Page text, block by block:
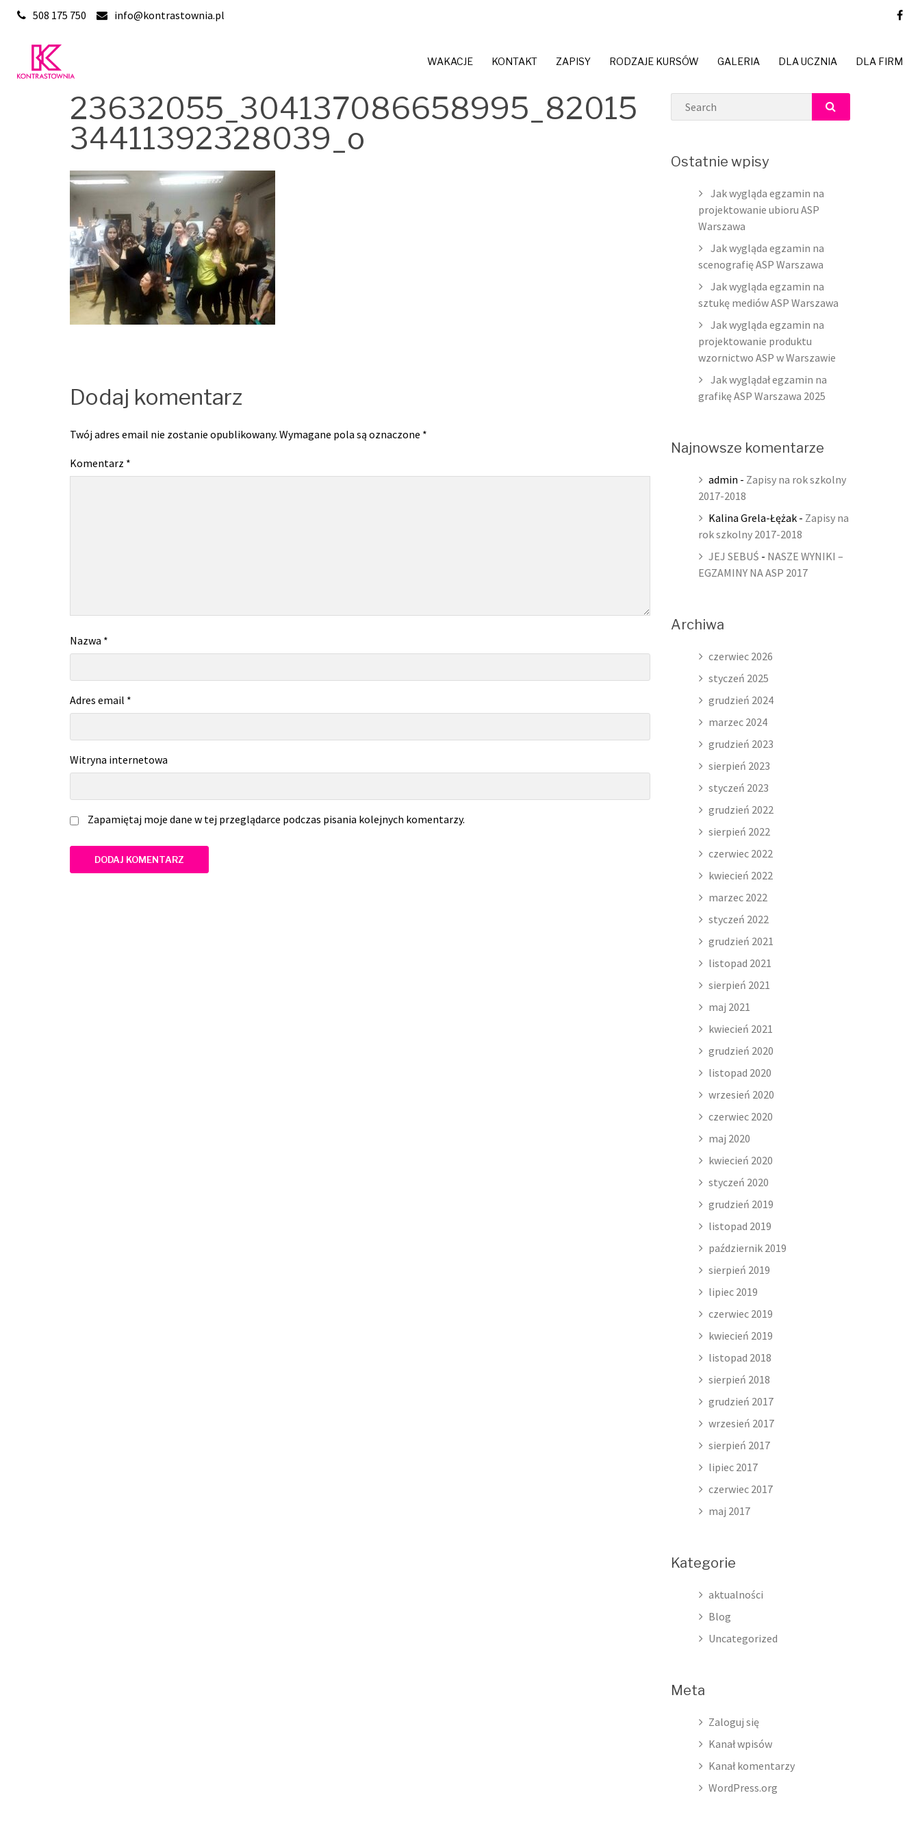
Skip
508 175 750 info@kontrastownia.pl
WAKACJE KONTAKT ZAPISY RODZAJE KURSÓW GALERIA DLA UCZNIA DLA FIRM
23632055_304137086658995_82015
34411392328039_o
Dodaj komentarz
Twój adres email nie zostanie opublikowany. Wymagane pola są oznaczone *
Komentarz *
Nazwa *
Adres email *
Witryna internetowa
Zapamiętaj moje dane w tej przeglądarce podczas pisania kolejnych komentarzy.
Search
SEARCH
Ostatnie wpisy
Jak wygląda egzamin na
projektowanie ubioru ASP
Warszawa
Jak wygląda egzamin na
scenografię ASP Warszawa
Jak wygląda egzamin na
sztukę mediów ASP Warszawa
Jak wygląda egzamin na
projektowanie produktu
wzornictwo ASP w Warszawie
Jak wyglądał egzamin na
grafikę ASP Warszawa 2025
Najnowsze komentarze
admin - Zapisy na rok szkolny
2017-2018
Kalina Grela-Łężak- Zapisy na
rok szkolny 2017-2018
JEJ SEBUŚ - NASZE WYNIKI –
EGZAMINY NA ASP 2017
Archiwa
czerwiec 2026
styczeń 2025
grudzień 2024
marzec 2024
grudzień 2023
sierpień 2023
styczeń 2023
grudzień 2022
sierpień 2022
czerwiec 2022
kwiecień 2022
marzec 2022
styczeń 2022
grudzień 2021
listopad 2021
sierpień 2021
maj 2021
kwiecień 2021
grudzień 2020
listopad 2020
wrzesień 2020
czerwiec 2020
maj 2020
kwiecień 2020
styczeń 2020
grudzień 2019
listopad 2019
październik 2019
sierpień 2019
lipiec 2019
czerwiec 2019
kwiecień 2019
listopad 2018
sierpień 2018
grudzień 2017
wrzesień 2017
sierpień 2017
lipiec 2017
czerwiec 2017
maj 2017
Kategorie
aktualności
Blog
Uncategorized
Meta
Zaloguj się
Kanał wpisów
Kanał komentarzy
WordPress.org